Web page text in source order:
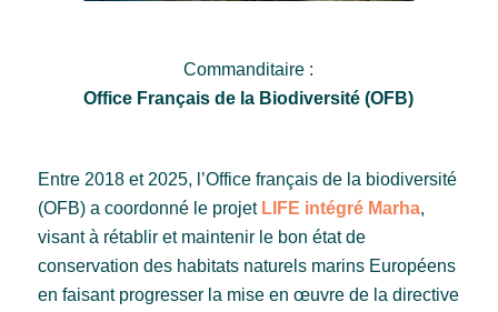
Commanditaire :
Office Français de la Biodiversité (OFB)
Entre 2018 et 2025, l’Office français de la biodiversité
(OFB) a coordonné le projet LIFE intégré Marha,
visant à rétablir et maintenir le bon état de
conservation des habitats naturels marins Européens
en faisant progresser la mise en œuvre de la directive